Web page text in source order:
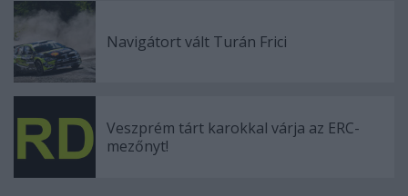
Navigátort vált Turán Frici
Veszprém tárt karokkal várja az ERC-
mezőnyt!